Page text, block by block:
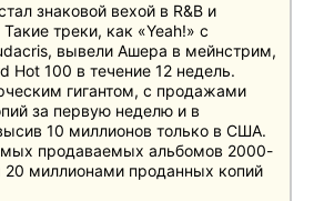
знаковой вехой в R&B и
треки, как «Yeah!» с
вывели Ашера в мейнстрим,
Hot 100 в течение 12 недель.
гигантом, с продажами
за первую неделю и в
10 миллионов только в США.
продаваемых альбомов 2000-
20 миллионами проданных копий